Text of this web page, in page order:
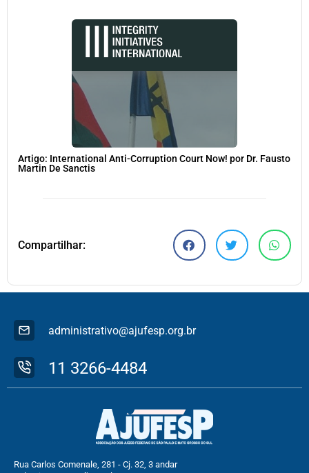
Artigo: International Anti-Corruption Court Now! por Dr. Fausto
Martin De Sanctis
Compartilhar:
administrativo@ajufesp.org.br
11 3266-4484
Rua Carlos Comenale, 281 - Cj. 32, 3 andar